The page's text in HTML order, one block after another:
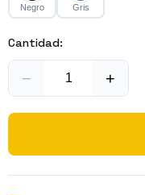
Negro Gris
Cantidad:
− +